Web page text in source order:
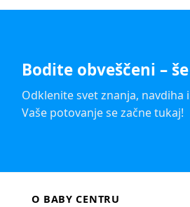
Bodite obveščeni –
Odklenite svet znanja, navdiha
Vaše potovanje se začne tukaj!
O BABY CENTRU